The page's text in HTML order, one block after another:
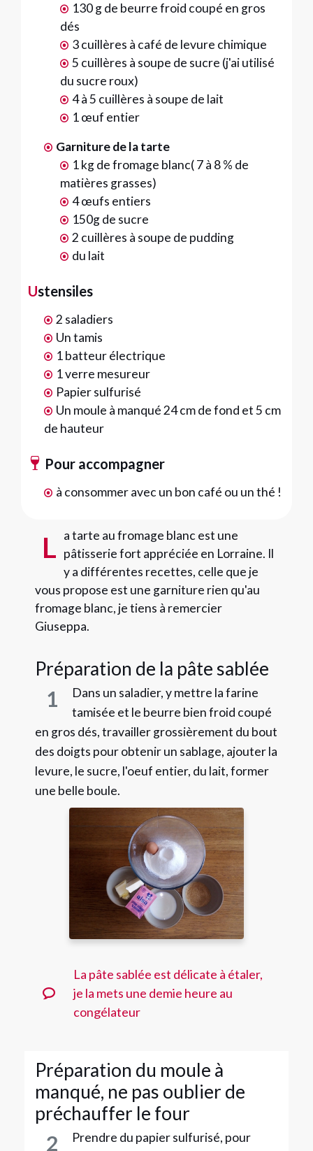
130 g de beurre froid coupé en gros
dés
3 cuillères à café de levure chimique
5 cuillères à soupe de sucre (j'ai utilisé
du sucre roux)
4 à 5 cuillères à soupe de lait
1 œuf entier
Garniture de la tarte
1 kg de fromage blanc( 7 à 8 % de
matières grasses)
4 œufs entiers
150g de sucre
2 cuillères à soupe de pudding
du lait
Ustensiles
2 saladiers
Un tamis
1 batteur électrique
1 verre mesureur
Papier sulfurisé
Un moule à manqué 24 cm de fond et 5 cm
de hauteur
Pour accompagner
à consommer avec un bon café ou un thé !
L a tarte au fromage blanc est une
pâtisserie fort appréciée en Lorraine. Il
y a différentes recettes, celle que je
vous propose est une garniture rien qu'au
fromage blanc, je tiens à remercier
Giuseppa.
Préparation de la pâte sablée
1
Dans un saladier, y mettre la farine
tamisée et le beurre bien froid coupé
en gros dés, travailler grossièrement du bout
des doigts pour obtenir un sablage, ajouter la
levure, le sucre, l'oeuf entier, du lait, former
une belle boule.
La pâte sablée est délicate à étaler,
je la mets une demie heure au
congélateur
Préparation du moule à
manqué, ne pas oublier de
préchauffer le four
2
Prendre du papier sulfurisé, pour